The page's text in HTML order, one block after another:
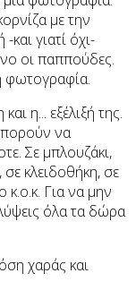
με την
γιατί όχι-
οι παππούδες.
φωτογραφία.
η... εξέλιξή της.
να
Σε μπλουζάκι,
κλειδοθήκη, σε
κ.ο.κ. Για να μην
όλα τα δώρα
χαράς και